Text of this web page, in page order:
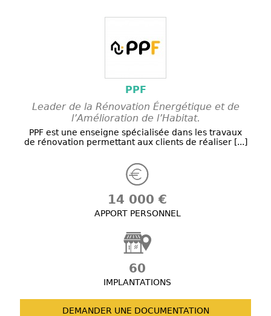
PPF
Leader de la Rénovation Énergétique et de
l’Amélioration de l’Habitat.
PPF est une enseigne spécialisée dans les travaux
de rénovation permettant aux clients de réaliser [...]
14 000 €
APPORT PERSONNEL
60
IMPLANTATIONS
DEMANDER UNE DOCUMENTATION